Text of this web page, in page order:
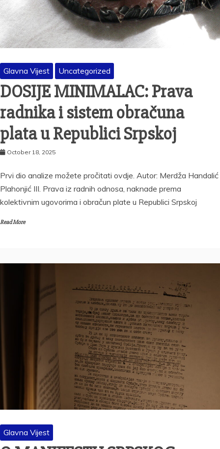
Glavna Vijest Uncategorized
DOSIJE MINIMALAC: Prava
radnika i sistem obračuna
plata u Republici Srpskoj
October 18, 2025
Prvi dio analize možete pročitati ovdje. Autor: Merdža Handalić
Plahonjić III. Prava iz radnih odnosa, naknade prema
kolektivnim ugovorima i obračun plate u Republici Srpskoj
Read More
Glavna Vijest